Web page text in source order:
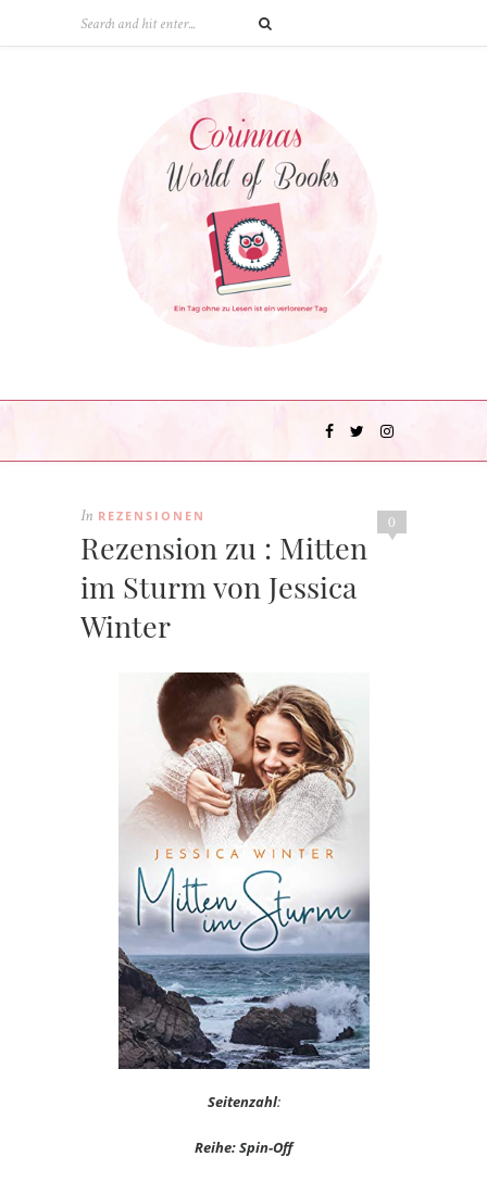
0
In REZENSIONEN
Rezension zu : Mitten
im Sturm von Jessica
Winter
Seitenzahl:
Reihe: Spin-Off